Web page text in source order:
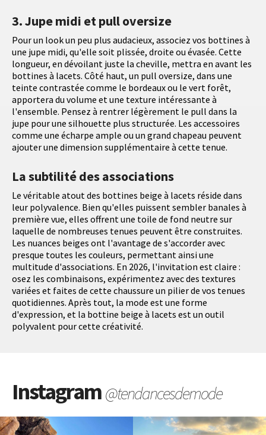
3. Jupe midi et pull oversize
Pour un look un peu plus audacieux, associez vos bottines à
une jupe midi, qu'elle soit plissée, droite ou évasée. Cette
longueur, en dévoilant juste la cheville, mettra en avant les
bottines à lacets. Côté haut, un pull oversize, dans une
teinte contrastée comme le bordeaux ou le vert forêt,
apportera du volume et une texture intéressante à
l'ensemble. Pensez à rentrer légèrement le pull dans la
jupe pour une silhouette plus structurée. Les accessoires
comme une écharpe ample ou un grand chapeau peuvent
ajouter une dimension supplémentaire à cette tenue.
La subtilité des associations
Le véritable atout des bottines beige à lacets réside dans
leur polyvalence. Bien qu'elles puissent sembler banales à
première vue, elles offrent une toile de fond neutre sur
laquelle de nombreuses tenues peuvent être construites.
Les nuances beiges ont l'avantage de s'accorder avec
presque toutes les couleurs, permettant ainsi une
multitude d'associations. En 2026, l'invitation est claire :
osez les combinaisons, expérimentez avec des textures
variées et faites de cette chaussure un pilier de vos tenues
quotidiennes. Après tout, la mode est une forme
d'expression, et la bottine beige à lacets est un outil
polyvalent pour cette créativité.
Instagram@tendancesdemode